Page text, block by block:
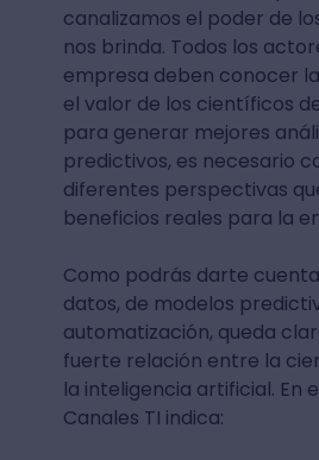
canalizamos el poder de
nos brinda. Todos los
empresa deben conocer
el valor de los científicos
para generar mejores
predictivos, es necesario
diferentes perspectivas
beneficios reales para la
Como podrás darte
datos, de modelos
automatización, queda
fuerte relación entre la
la inteligencia artificial. En
Canales TI indica: